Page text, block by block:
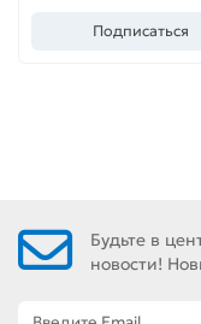
Подписаться
Будьте в
новости!